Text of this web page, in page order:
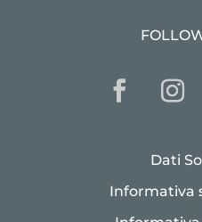
Dati
Informativa